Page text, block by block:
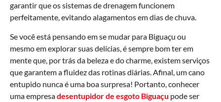
garantir que os sistemas de drenagem funcionem
perfeitamente, evitando alagamentos em dias de chuva.
Se você está pensando em se mudar para Biguaçu ou
mesmo em explorar suas delícias, é sempre bom ter em
mente que, por trás da beleza e do charme, existem serviços
que garantem a fluidez das rotinas diárias. Afinal, um cano
entupido nunca é uma boa surpresa! Portanto, conhecer
uma empresadesentupidor de esgoto Biguaçu pode ser